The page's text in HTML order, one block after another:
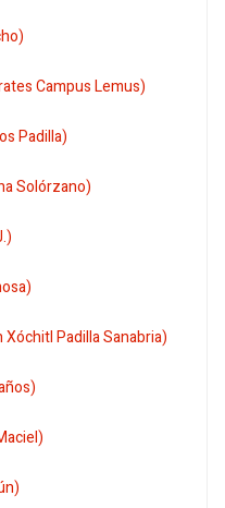
Campus Lemus)
Padilla)
Solórzano)
Padilla Sanabria)